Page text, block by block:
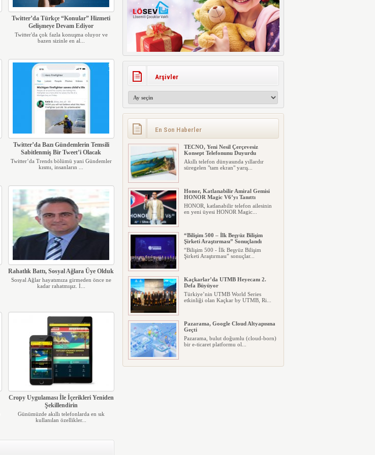
Twitter’da Türkçe “Konular” Hizmeti
Gelişmeye Devam Ediyor
Twitter'da çok fazla konuşma oluyor ve
bazen sizinle en al...
Twitter’da Bazı Gündemlerin Temsili
Sabitlenmiş Bir Tweet’i Olacak
Twitter’da Trends bölümü yani Gündemler
kısmı, insanların ...
Rahatlık Battı, Sosyal Ağlara Üye Olduk
Sosyal Ağlar hayatımıza girmeden önce ne
kadar rahatmışız. İ...
Cropy Uygulaması İle İçerikleri Yeniden
Şekillendirin
Günümüzde akıllı telefonlarda en sık
kullanılan özellikler...
Arşivler
En Son Haberler
TECNO, Yeni Nesil Çerçevesiz
Konsept Telefonunu Duyurdu
Akıllı telefon dünyasında yıllardır
süregelen "tam ekran" yarış...
Honor, Katlanabilir Amiral Gemisi
HONOR Magic V6’yı Tanıttı
HONOR, katlanabilir telefon ailesinin
en yeni üyesi HONOR Magic...
“Bilişim 500 – İlk Beşyüz Bilişim
Şirketi Araştırması” Sonuçlandı
“Bilişim 500 - İlk Beşyüz Bilişim
Şirketi Araştırması” sonuçlar...
Kaçkarlar’da UTMB Heyecanı 2.
Defa Büyüyor
Türkiye’nin UTMB World Series
etkinliği olan Kaçkar by UTMB, Ri...
Pazarama, Google Cloud Altyapısına
Geçti
Pazarama, bulut doğumlu (cloud-born)
bir e-ticaret platformu ol...
Diploma Yetmiyor: Haliç Üniversitesi